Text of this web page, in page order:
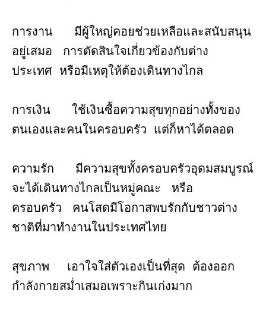
การงาน มีผู้ใหญ่คอยช่วยเหลือและสนับสนุน
อยู่เสมอ การตัดสินใจเกี่ยวข้องกับต่าง
ประเทศ หรือมีเหตุให้ต้องเดินทางไกล
การเงิน ใช้เงินซื้อความสุขทุกอย่างทั้งของ
ตนเองและคนในครอบครัว แต่ก็หาได้ตลอด
ความรัก มีความสุขทั้งครอบครัวอุดมสมบูรณ์
จะได้เดินทางไกลเป็นหมู่คณะ หรือ
ครอบครัว คนโสดมีโอกาสพบรักกับชาวต่าง
ชาติที่มาทำงานในประเทศไทย
สุขภาพ เอาใจใส่ตัวเองเป็นที่สุด ต้องออก
กำลังกายสม่ำเสมอเพราะกินเก่งมาก